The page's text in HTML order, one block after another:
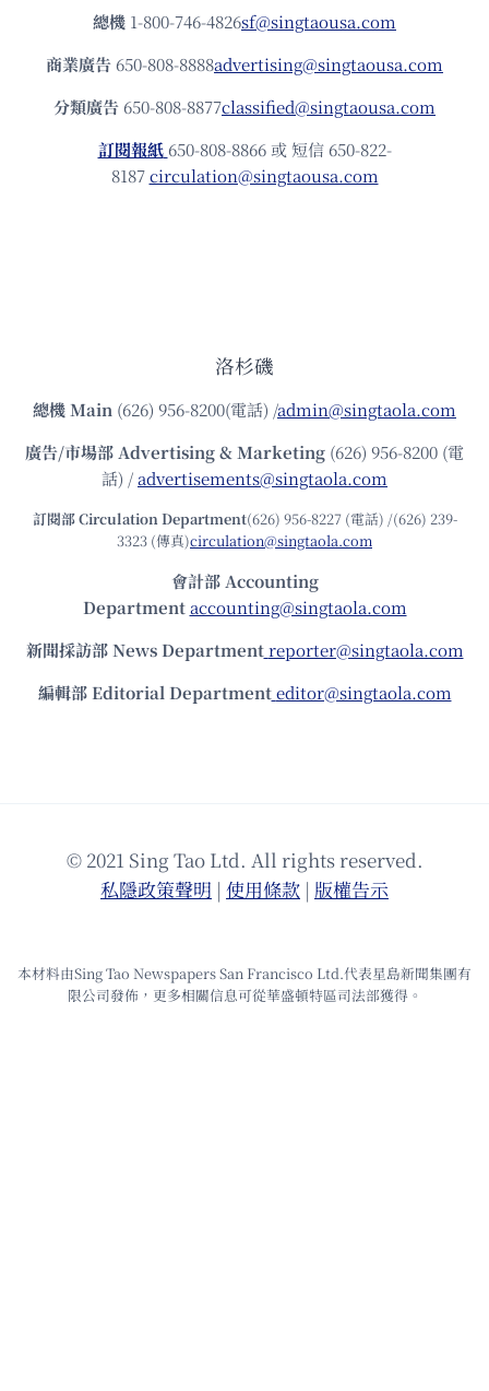
總機 1-800-746-4826sf@singtaousa.com
商業廣告 650-808-8888advertising@singtaousa.com
分類廣告 650-808-8877classified@singtaousa.com
訂閱報紙 650-808-8866 或 短信 650-822-
8187circulation@singtaousa.com
洛杉磯
總機Main (626) 956-8200(電話) /admin@singtaola.com
廣告/市場部Advertising & Marketing (626) 956-8200 (電
話) /advertisements@singtaola.com
訂閱部 Circulation Department(626) 956-8227 (電話) /(626) 239-
3323 (傳真)circulation@singtaola.com
會計部 Accounting
Department accounting@singtaola.com
新聞採訪部 News Department reporter@singtaola.com
編輯部 Editorial Department editor@singtaola.com
© 2021 Sing Tao Ltd. All rights reserved.
私隱政策聲明 | 使⽤條款 | 版權告⽰
本材料由Sing Tao Newspapers San Francisco Ltd.代表星島新聞集團有
限公司發佈，更多相關信息可從華盛頓特區司法部獲得。